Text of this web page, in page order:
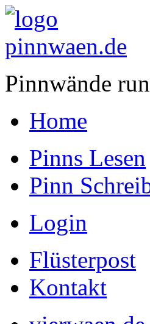
Pinnwände
Home
Pinns Lesen
Pinn
Login
Flüsterpost
Kontakt